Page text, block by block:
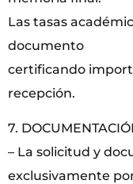
Las tasas
documento
certificando
recepción.
7.
– La solicitud y
exclusivamente